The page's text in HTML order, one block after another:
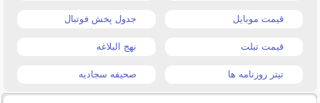
قیمت موبایل جدول پخش فوتبال
قیمت تبلت نهج البلاغه
تیتر روزنامه ها صحیفه سجادیه